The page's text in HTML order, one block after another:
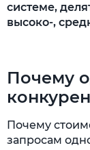
системе,
высоко-,
Почему
Почему
запросам